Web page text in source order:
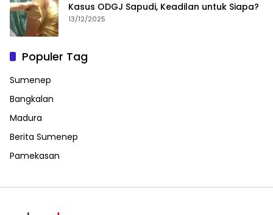
Kasus ODGJ Sapudi, Keadilan untuk Siapa?
13/12/2025
Populer Tag
Sumenep
Bangkalan
Madura
Berita Sumenep
Pamekasan